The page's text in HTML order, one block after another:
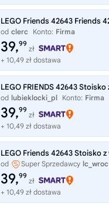
od clerc Konto: Firma
39,99
zł
+ 10,49 zł dostawa
od lubieklocki_pl Konto: Firma
39,99
zł
+ 10,49 zł dostawa
od Super Sprzedawcy lc_wroc
39,99
zł
+ 10,49 zł dostawa